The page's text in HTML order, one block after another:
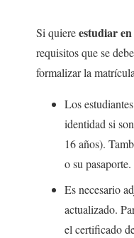
Si quiereestudiar
requisitos que se
formalizar la
Los
identidad si
16 años).
o su pasaporte.
Es necesario
actualizado.
el certificado